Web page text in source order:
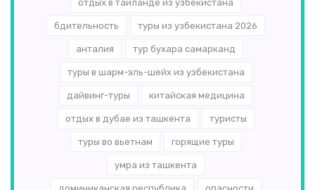
отдых в таиланде из узбекистана
бдительность туры из узбекистана 2026
анталия тур бухара самарканд
туры в шарм-эль-шейх из узбекистана
дайвинг-туры китайская медицина
отдых в дубае из ташкента туристы
туры во вьетнам горящие туры
умра из ташкента